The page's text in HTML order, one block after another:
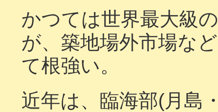
かつては世界最大級
が、築地場外市場な
て根強い。
近年は、臨海部(月島